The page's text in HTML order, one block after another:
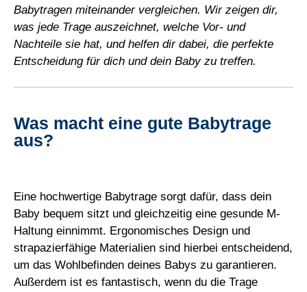
Babytragen miteinander vergleichen. Wir zeigen dir,
was jede Trage auszeichnet, welche Vor- und
Nachteile sie hat, und helfen dir dabei, die perfekte
Entscheidung für dich und dein Baby zu treffen.
Was macht eine gute Babytrage
aus?
Eine hochwertige Babytrage sorgt dafür, dass dein
Baby bequem sitzt und gleichzeitig eine gesunde M-
Haltung einnimmt. Ergonomisches Design und
strapazierfähige Materialien sind hierbei entscheidend,
um das Wohlbefinden deines Babys zu garantieren.
Außerdem ist es fantastisch, wenn du die Trage